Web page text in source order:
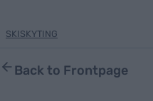
SKISKYTING
Back to Frontpage